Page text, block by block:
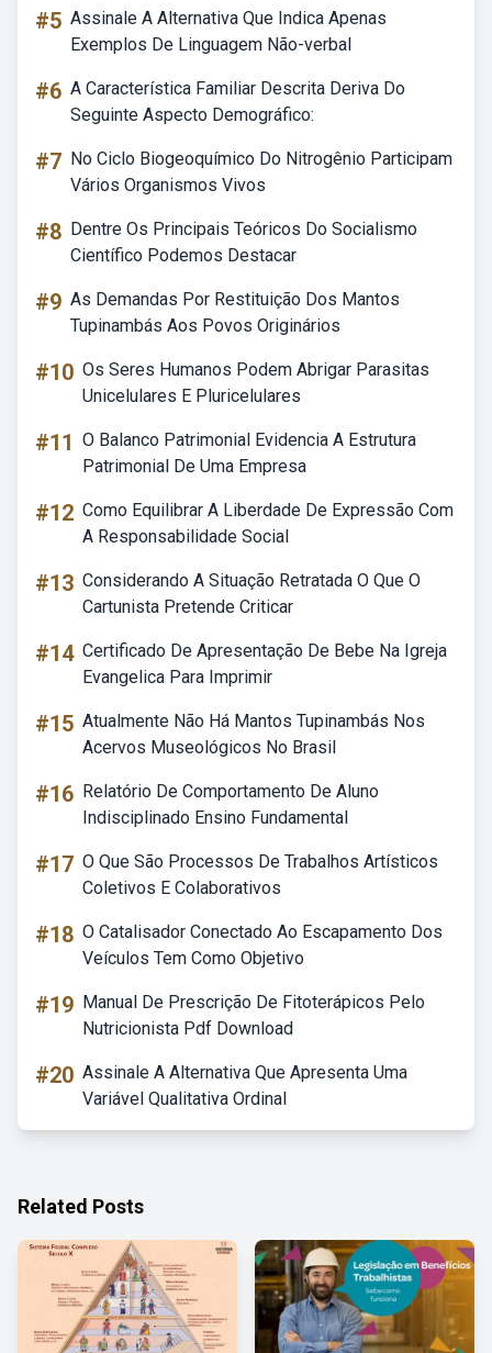
#5 Assinale A Alternativa Que Indica Apenas
Exemplos De Linguagem Não-verbal
#6 A Característica Familiar Descrita Deriva Do
Seguinte Aspecto Demográfico:
#7 No Ciclo Biogeoquímico Do Nitrogênio Participam
Vários Organismos Vivos
#8 Dentre Os Principais Teóricos Do Socialismo
Científico Podemos Destacar
#9 As Demandas Por Restituição Dos Mantos
Tupinambás Aos Povos Originários
#10 Os Seres Humanos Podem Abrigar Parasitas
Unicelulares E Pluricelulares
#11 O Balanco Patrimonial Evidencia A Estrutura
Patrimonial De Uma Empresa
#12 Como Equilibrar A Liberdade De Expressão Com
A Responsabilidade Social
#13 Considerando A Situação Retratada O Que O
Cartunista Pretende Criticar
#14 Certificado De Apresentação De Bebe Na Igreja
Evangelica Para Imprimir
#15 Atualmente Não Há Mantos Tupinambás Nos
Acervos Museológicos No Brasil
#16 Relatório De Comportamento De Aluno
Indisciplinado Ensino Fundamental
#17 O Que São Processos De Trabalhos Artísticos
Coletivos E Colaborativos
#18 O Catalisador Conectado Ao Escapamento Dos
Veículos Tem Como Objetivo
#19 Manual De Prescrição De Fitoterápicos Pelo
Nutricionista Pdf Download
#20 Assinale A Alternativa Que Apresenta Uma
Variável Qualitativa Ordinal
Related Posts